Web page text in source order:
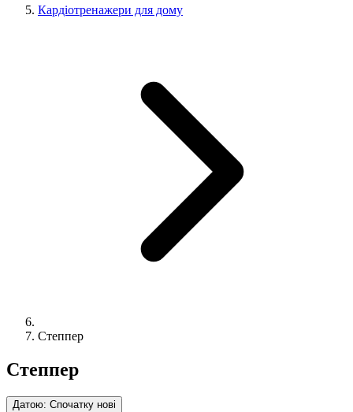
Кардіотренажери для дому
Степпер
Степпер
Датою: Спочатку нові